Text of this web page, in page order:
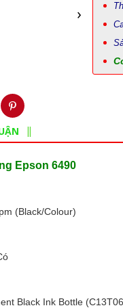
›
Epson 6490
(Black/Colour)
Black Ink Bottle